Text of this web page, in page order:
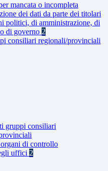
mancata o incompleta
dei dati da parte dei titolari
politici, di amministrazione, di
di governo 2
consiliari regionali/provinciali
gruppi consiliari
di controllo
uffici 2